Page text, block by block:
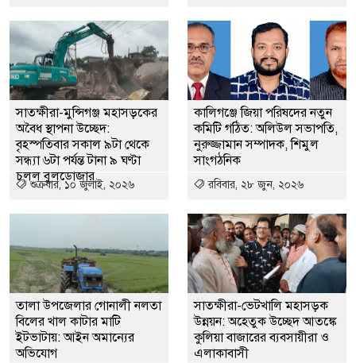
সাতক্ষীরা-মুন্সিগঞ্জ মহাসড়কের
অবৈধ স্থাপনা উচ্ছেদ:
বৃহস্পতিবার সকাল ৯টা থেকে
সন্ধ্যা ৬টা পর্যন্ত টানা ৯ ঘণ্টা
চলল বুলডোজার
শুক্রবার, ১০ জুলাই, ২০২৬
কালিগঞ্জে জিয়া পরিষদের নতুন
কমিটি গঠিত: অলিউল সভাপতি,
নুরুজ্জামান সম্পাদক, শিমুল
সাংগঠনিক
রবিবার, ২৮ জুন, ২০২৬
তালা উপজেলার গোনালী নলতা
বিলের খাল কাটার মাটি
ইটভাটায়: আইন অমান্যের
অভিযোগ
সাতক্ষীরা-ভেটখালি মহাসড়ক
উন্নয়ন: অহেতুক উচ্ছেদ আতঙ্কে
কুলিয়া বাজারের ব্যবসায়ীরা ও
এলাকাবাসী